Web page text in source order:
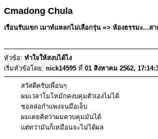
Cmadong Chula
เรือนรับแขก เมาท์แหลกไม่เลือกรุ่น => ห้องธรรมะ...ส
หัวข้อ: ทำใจให้สงบได้ไง
เริ่มหัวข้อโดย: nick14595 ที่ 01 สิงหาคม 2562,
สวัสดีครับเพื่อนๆ
ผมเวลาโมโหมักคงบคุมตัวเองไม่ได้
ชอลล่อกำแพงจนมือเจ็บ
ผมเคยคิดว่าผมควบคุมมันได้
แต่ทว่ามันก็เหมือนจะไม่ได้ผล